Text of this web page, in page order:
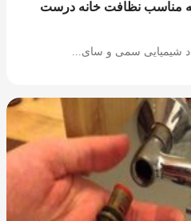
مناسب نظافت خانه درست
شیمیایی سمی و سای...